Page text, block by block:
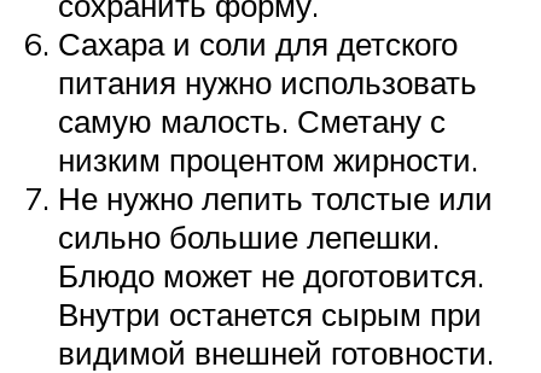
Сахара и соли для детского
питания нужно использовать
самую малость. Сметану с
низким процентом жирности.
Не нужно лепить толстые или
сильно большие лепешки.
Блюдо может не доготовится.
Внутри останется сырым при
видимой внешней готовности.